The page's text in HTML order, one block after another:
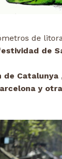
de
de
de Catalunya
y